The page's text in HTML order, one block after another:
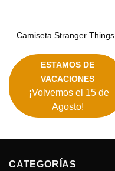
Camiseta Stranger Things I
ESTAMOS DE
VACACIONES
¡Volvemos el 15 de
Agosto!
CATEGORÍAS